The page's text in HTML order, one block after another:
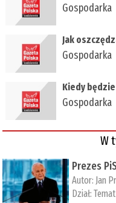
Gospodarka
Jak
Gospodarka
Kiedy
Gospodarka
W
Prezes
Autor: Jan
Dział: